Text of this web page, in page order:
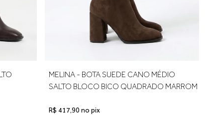
no uso diário. Caso esteja entre duas
MELINA - BOTA CANO MÉDIO SALTO
BLOCO MARROM
R$ 417,90 no pix